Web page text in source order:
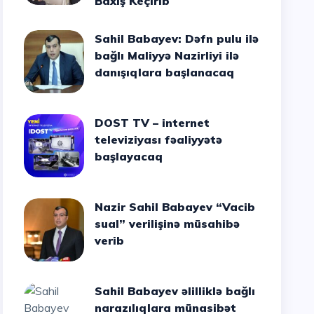
Sahil Babayev: Dəfn pulu ilə
bağlı Maliyyə Nazirliyi ilə
danışıqlara başlanacaq
DOST TV – internet
televiziyası fəaliyyətə
başlayacaq
Nazir Sahil Babayev “Vacib
sual” verilişinə müsahibə
verib
Sahil Babayev əlilliklə bağlı
narazılıqlara münasibət